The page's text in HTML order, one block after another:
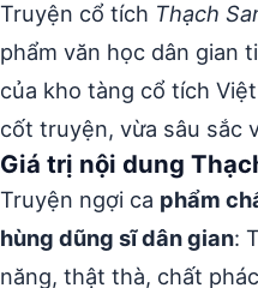
Truyện cổ tích Thạch
phẩm văn học dân gian
của kho tàng cổ tích
cốt truyện, vừa sâu sắc
Giá trị nội dung
Truyện ngợi ca phẩm
hùng dũng sĩ dân gian:
năng, thật thà, chất